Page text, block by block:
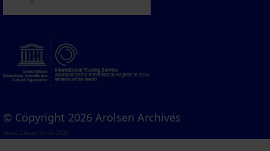
© Copyright 2026 Arolsen Archives
Visual Library Server 2026